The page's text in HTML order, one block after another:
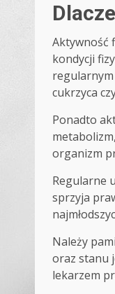
Aktywność
kondycji
cukrzyca
Ponadto
organizm
Regularne
sprzyja
Należy
oraz stanu
lekarzem